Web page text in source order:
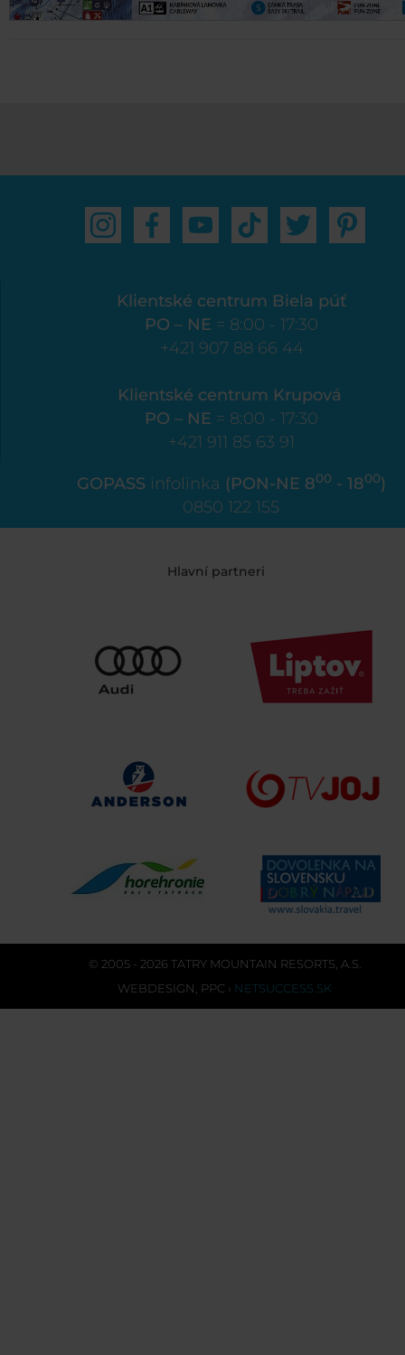
Klientské centrum Biela púť
PO – NE = 8:00 - 17:30
+421 907 88 66 44
Klientské centrum Krupová
PO – NE = 8:00 - 17:30
+421 911 85 63 91
GOPASS infolinka (PON-NE 800 - 1800)
0850 122 155
Hlavní partneri
© 2005 - 2026 TATRY MOUNTAIN RESORTS, A.S.
WEBDESIGN PPC › NETSUCCESS.SK